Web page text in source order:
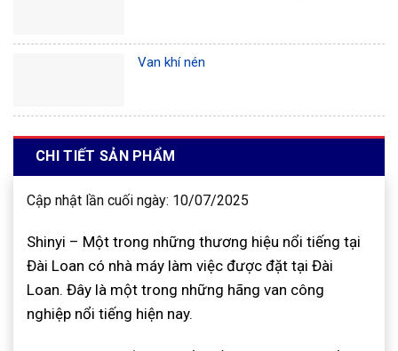
Van khí nén
CHI TIẾT SẢN PHẨM
Cập nhật lần cuối ngày: 10/07/2025
Shinyi – Một trong những thương hiệu nổi tiếng tại
Đài Loan có nhà máy làm việc được đặt tại Đài
Loan. Đây là một trong những hãng van công
nghiệp nổi tiếng hiện nay.